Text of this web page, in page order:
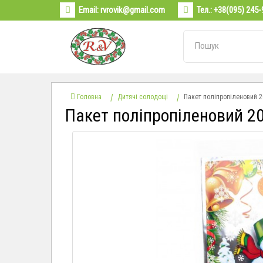
Email:rvrovik@gmail.com Тел.:+38(095)
Головна Дитячі солодощі Пакет поліпропіленовий
Пакет поліпропіленовий